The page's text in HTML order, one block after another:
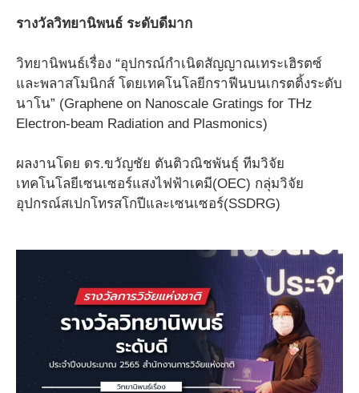
รางวัลวิทยานิพนธ์ ระดับดีมาก
วิทยานิพนธ์เรื่อง “อุปกรณ์กำเนิดสัญญาณเทระเฮิรตซ์
และพลาสโมนิกส์ โดยเทคโนโลยีกราฟีนบนเกรตติ้งระดับ
นาโน” (Graphene on Nanoscale Gratings for THz
Electron-beam Radiation and Plasmonics)
ผลงานโดย ดร.ขวัญชัย ตันติวณิชพันธุ์ ทีมวิจัย
เทคโนโลยีเซนเซอร์แสงไฟฟ้าเคมี(OEC) กลุ่มวิจัย
อุปกรณ์สเปกโทรสโกปีและเซนเซอร์(SSDRG)